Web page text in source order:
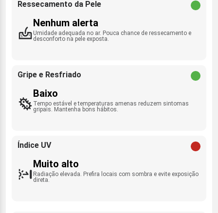
Ressecamento da Pele
Nenhum alerta
Umidade adequada no ar. Pouca chance de ressecamento e
desconforto na pele exposta.
Gripe e Resfriado
Baixo
Tempo estável e temperaturas amenas reduzem sintomas
gripais. Mantenha bons hábitos.
Índice UV
Muito alto
Radiação elevada. Prefira locais com sombra e evite exposição
direta.